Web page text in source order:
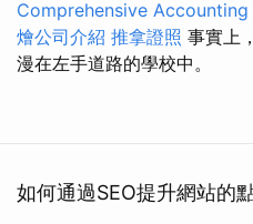
Comprehensive
燴公司介紹 推拿證照 事實上
漫在左手道路的學校中。
如何通過SEO提升網站的